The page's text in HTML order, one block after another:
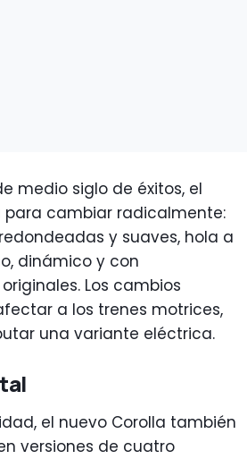
medio siglo de éxitos, el
para cambiar radicalmente:
y suaves, hola a
dinámico y con
Los cambios
a los trenes motrices,
una variante eléctrica.
el nuevo Corolla también
versiones de cuatro